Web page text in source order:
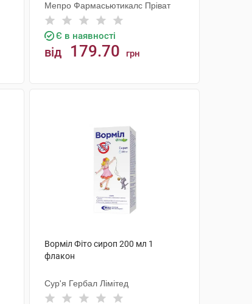
Мепро Фармасьютикалс Пріват
Є в наявності
від 179.70 грн
Ворміл Фіто сироп 200 мл 1
флакон
Сур'я Гербал Лімітед